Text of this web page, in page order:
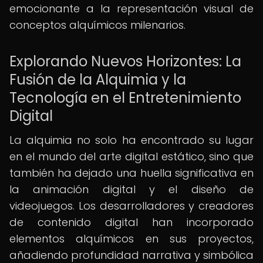
emocionante a la representación visual de
conceptos alquímicos milenarios.
Explorando Nuevos Horizontes: La
Fusión de la Alquimia y la
Tecnología en el Entretenimiento
Digital
La alquimia no solo ha encontrado su lugar
en el mundo del arte digital estático, sino que
también ha dejado una huella significativa en
la animación digital y el diseño de
videojuegos. Los desarrolladores y creadores
de contenido digital han incorporado
elementos alquímicos en sus proyectos,
añadiendo profundidad narrativa y simbólica